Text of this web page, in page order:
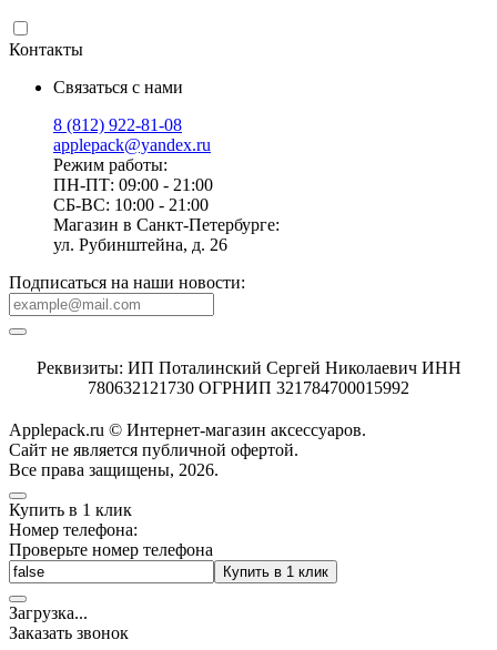
Контакты
Связаться с нами
8 (812) 922-81-08
applepack@yandex.ru
Режим работы:
ПН-ПТ: 09:00 - 21:00
СБ-ВС: 10:00 - 21:00
Магазин в Санкт-Петербурге:
ул. Рубинштейна, д. 26
Подписаться на наши новости:
Реквизиты: ИП Поталинский Сергей Николаевич ИНН
780632121730 ОГРНИП 321784700015992
Applepack.ru © Интернет-магазин аксессуаров.
Cайт не является публичной офертой.
Все права защищены, 2026.
Купить в 1 клик
Номер телефона:
Проверьте номер телефона
Купить в 1 клик
Загрузка...
Заказать звонок